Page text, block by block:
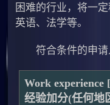
困难的行业，将一
英语、法学等。
符合条件的申请
Work experience
经验加分(任何地